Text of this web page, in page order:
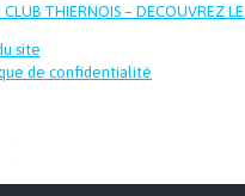
CLUB THIERNOIS – DECOUVREZ
site
de confidentialité